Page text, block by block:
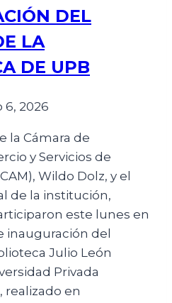
DEL
LA
DE UPB
6, 2026
la Cámara de
y Servicios de
Wildo Dolz, y el
de la institución,
este lunes en
inauguración del
Julio León
Privada
realizado en